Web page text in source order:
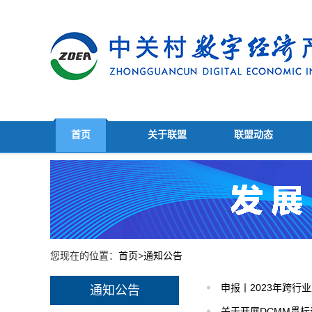
首页 关于联盟 联盟动态
您现在的位置： 首页>通知公告
通知公告 申报丨2023年跨行